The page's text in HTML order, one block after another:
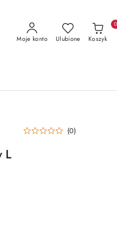
Moje konto Ulubione Koszyk
0
(0)
L